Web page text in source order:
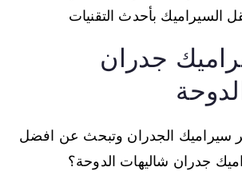
السيراميك بأحدث التقنيات
جدران
سيراميك الجدران وتبحث عن افضل
جدران شاليهات الدوحة؟